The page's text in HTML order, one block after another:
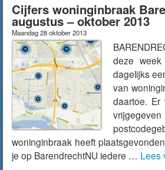
Cijfers woninginbraak
augustus – oktober 2013
Maandag 28 oktober 2013
deze week
dagelijks
van
daartoe. Er
woninginbraak heeft
je op BarendrechtNU iedere … Lees